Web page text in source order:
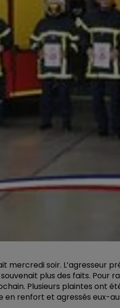
mercredi soir. L’agresseur
plus des faits. Pour
Plusieurs plaintes ont
renfort et agressés eux-